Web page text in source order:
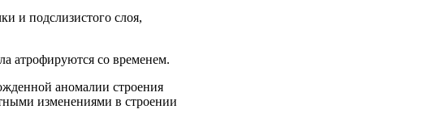
и подслизистого слоя,
атрофируются со временем.
аномалии строения
изменениями в строении